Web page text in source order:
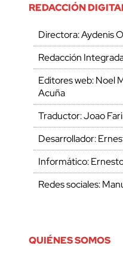
REDACCIÓN
Directora: Aydenis
Redacción
Editores web: Noel
Acuña
Traductor: Joao
Desarrollador:
Informático:
Redes sociales:
QUIÉNES SOMOS